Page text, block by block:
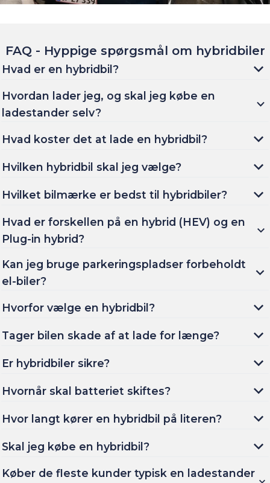
FAQ - Hyppige spørgsmål om hybridbiler
Hvad er en hybridbil?
Hvordan lader jeg, og skal jeg købe en
ladestander selv?
Hvad koster det at lade en hybridbil?
Hvilken hybridbil skal jeg vælge?
Hvilket bilmærke er bedst til hybridbiler?
Hvad er forskellen på en hybrid (HEV) og en
Plug-in hybrid?
Kan jeg bruge parkeringspladser forbeholdt
el-biler?
Hvorfor vælge en hybridbil?
Tager bilen skade af at lade for længe?
Er hybridbiler sikre?
Hvornår skal batteriet skiftes?
Hvor langt kører en hybridbil på literen?
Skal jeg købe en hybridbil?
Køber de fleste kunder typisk en ladestander